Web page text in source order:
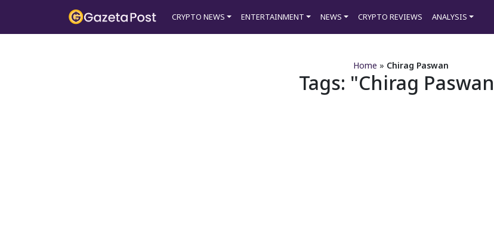
CRYPTO NEWS ENTERTAINMENT NEWS CRYPTO REVIEWS ANALYSIS
Home » Chirag Paswan
Tags: Chirag Paswan